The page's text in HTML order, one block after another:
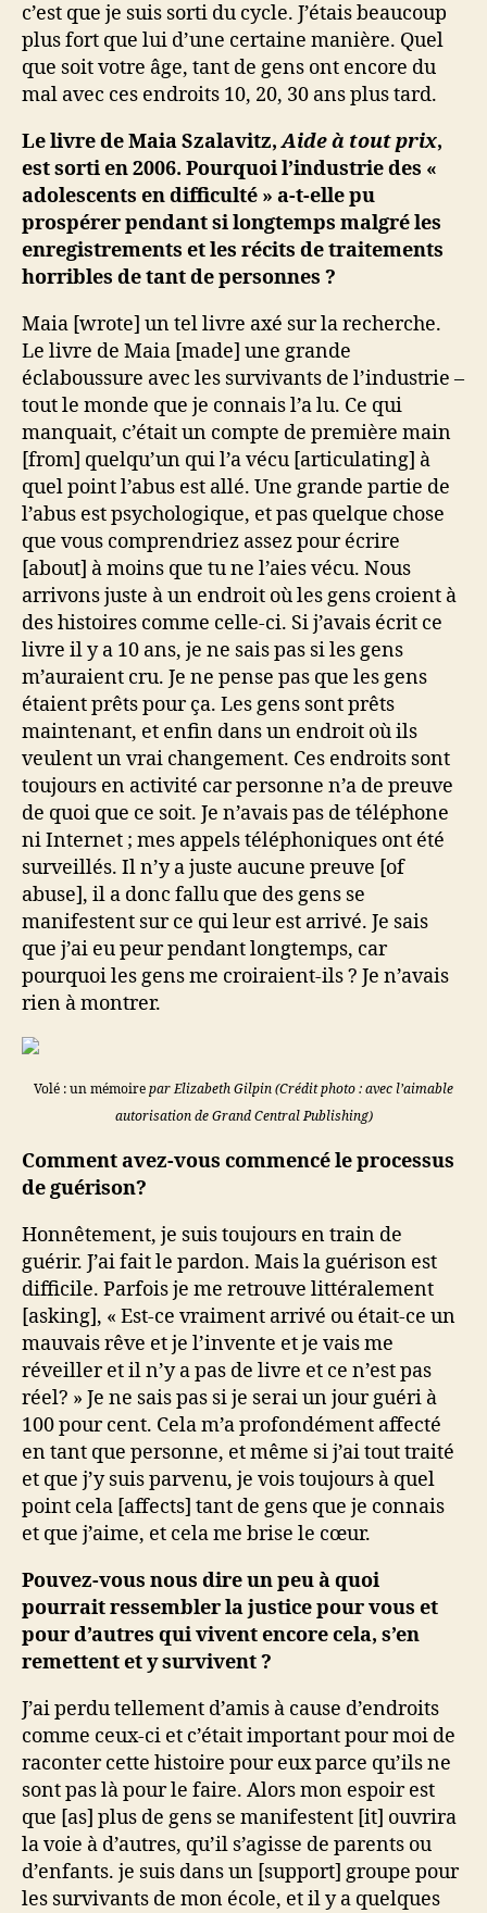
c’est que je suis sorti du cycle. J’étais beaucoup
plus fort que lui d’une certaine manière. Quel
que soit votre âge, tant de gens ont encore du
mal avec ces endroits 10, 20, 30 ans plus tard.
Le livre de Maia Szalavitz,Aide à tout prix,
est sorti en 2006. Pourquoi l’industrie des «
adolescents en difficulté » a-t-elle pu
prospérer pendant si longtemps malgré les
enregistrements et les récits de traitements
horribles de tant de personnes ?
Maia [wrote] un tel livre axé sur la recherche.
Le livre de Maia [made] une grande
éclaboussure avec les survivants de l’industrie –
tout le monde que je connais l’a lu. Ce qui
manquait, c’était un compte de première main
[from] quelqu’un qui l’a vécu [articulating] à
quel point l’abus est allé. Une grande partie de
l’abus est psychologique, et pas quelque chose
que vous comprendriez assez pour écrire
[about] à moins que tu ne l’aies vécu. Nous
arrivons juste à un endroit où les gens croient à
des histoires comme celle-ci. Si j’avais écrit ce
livre il y a 10 ans, je ne sais pas si les gens
m’auraient cru. Je ne pense pas que les gens
étaient prêts pour ça. Les gens sont prêts
maintenant, et enfin dans un endroit où ils
veulent un vrai changement. Ces endroits sont
toujours en activité car personne n’a de preuve
de quoi que ce soit. Je n’avais pas de téléphone
ni Internet ; mes appels téléphoniques ont été
surveillés. Il n’y a juste aucune preuve [of
abuse], il a donc fallu que des gens se
manifestent sur ce qui leur est arrivé. Je sais
que j’ai eu peur pendant longtemps, car
pourquoi les gens me croiraient-ils ? Je n’avais
rien à montrer.
Volé : un mémoire par Elizabeth Gilpin (Crédit photo : avec l’aimable
autorisation de Grand Central Publishing)
Comment avez-vous commencé le processus
de guérison?
Honnêtement, je suis toujours en train de
guérir. J’ai fait le pardon. Mais la guérison est
difficile. Parfois je me retrouve littéralement
[asking], « Est-ce vraiment arrivé ou était-ce un
mauvais rêve et je l’invente et je vais me
réveiller et il n’y a pas de livre et ce n’est pas
réel? » Je ne sais pas si je serai un jour guéri à
100 pour cent. Cela m’a profondément affecté
en tant que personne, et même si j’ai tout traité
et que j’y suis parvenu, je vois toujours à quel
point cela [affects] tant de gens que je connais
et que j’aime, et cela me brise le cœur.
Pouvez-vous nous dire un peu à quoi
pourrait ressembler la justice pour vous et
pour d’autres qui vivent encore cela, s’en
remettent et y survivent ?
J’ai perdu tellement d’amis à cause d’endroits
comme ceux-ci et c’était important pour moi de
raconter cette histoire pour eux parce qu’ils ne
sont pas là pour le faire. Alors mon espoir est
que [as] plus de gens se manifestent [it] ouvrira
la voie à d’autres, qu’il s’agisse de parents ou
d’enfants. je suis dans un [support] groupe pour
les survivants de mon école, et il y a quelques